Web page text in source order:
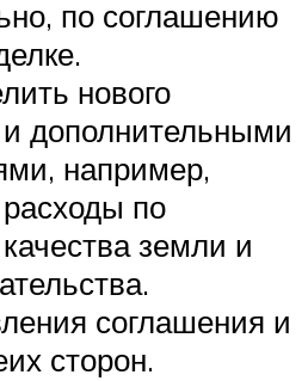
по соглашению
нового
дополнительными
например,
по
земли и
соглашения и
сторон.